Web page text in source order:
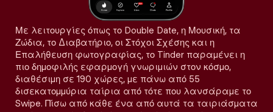
Με λειτουργίες όπως το Double Date, η Μουσική, τα
Ζώδια, το Διαβατήριο, οι Στόχοι Σχέσης και η
Επαλήθευση φωτογραφίας, το Tinder παραμένει η
πιο δημοφιλής εφαρμογή γνωριμιών στον κόσμο,
διαθέσιμη σε 190 χώρες, με πάνω από 55
δισεκατομμύρια ταίρια από τότε που λανσάραμε το
Swipe. Πίσω από κάθε ένα από αυτά τα ταιριάσματα